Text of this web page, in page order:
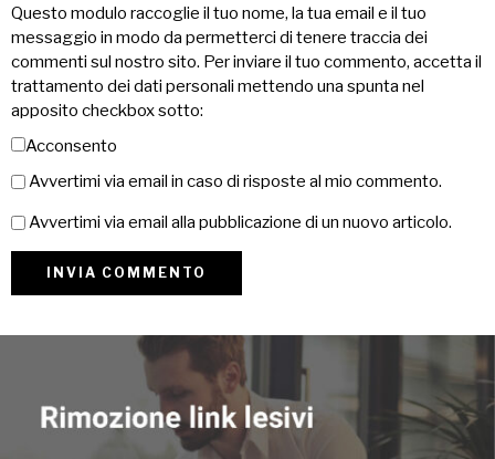
Questo modulo raccoglie il tuo nome, la tua email e il tuo
messaggio in modo da permetterci di tenere traccia dei
commenti sul nostro sito. Per inviare il tuo commento, accetta il
trattamento dei dati personali mettendo una spunta nel
apposito checkbox sotto:
Acconsento
Avvertimi via email in caso di risposte al mio commento.
Avvertimi via email alla pubblicazione di un nuovo articolo.